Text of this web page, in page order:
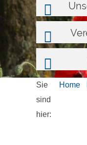
Sie
sind
hier:
Home